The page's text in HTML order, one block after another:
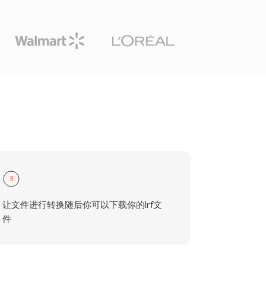
3
让文件进行转换随后你可以下载你的lrf文
件